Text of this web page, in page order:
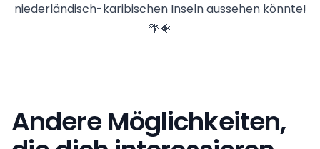
niederländisch-karibischen Inseln aussehen könnte!
🌴🐠
Andere Möglichkeiten,